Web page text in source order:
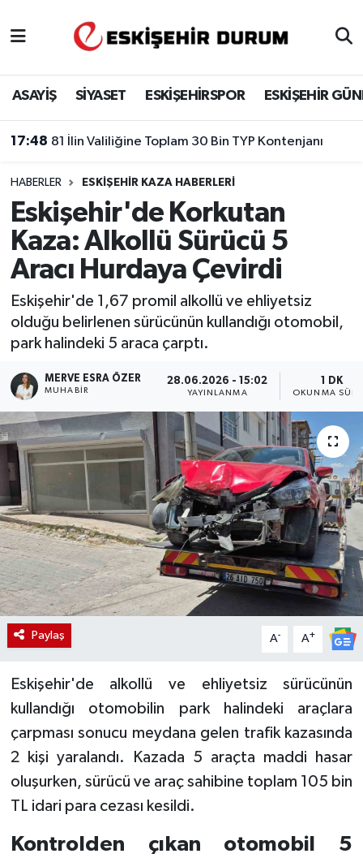
ASAYİŞ SİYASET ESKİŞEHİRSPOR ESKİŞEHİR
17:48 81 İlin Valiliğine Toplam 30 Bin TYP Kontenjanı
HABERLER ESKIŞEHIR KAZA HABERLERI
Eskişehir'de Korkutan
Kaza: Alkollü Sürücü 5
Aracı Hurdaya Çevirdi
Eskişehir'de 1,67 promil alkollü ve ehliyetsiz
olduğu belirlenen sürücünün kullandığı otomobil,
park halindeki 5 araca çarptı.
MERVE ESRA ÖZER
MUHABIR
28.06.2026 - 15:02
YAYINLANMA
1 DK
OKUNMA
Paylaş A- A+
Eskişehir'de alkollü ve ehliyetsiz sürücünün
kullandığı otomobilin park halindeki araçlara
çarpması sonucu meydana gelen trafik kazasında
2 kişi yaralandı. Kazada 5 araçta maddi hasar
oluşurken, sürücü ve araç sahibine toplam 105 bin
TL idari para cezası kesildi.
Kontrolden çıkan otomobil 5
Eskişehir Hava Durumu
Eskişehir Namaz Vakitleri
Eskişehir Trafik Yoğunluk Haritası
Süper Lig Puan Durumu ve Fikstür
Tüm Manşetler
Son Dakika Haberleri
Haber Arşivi